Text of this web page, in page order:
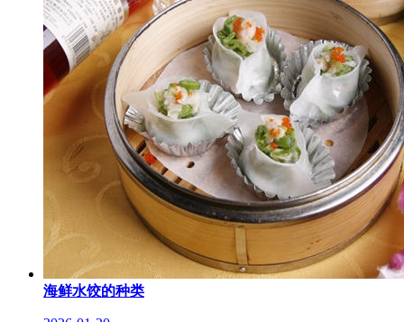
海鲜水饺的种类